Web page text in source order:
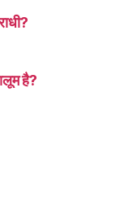
है?